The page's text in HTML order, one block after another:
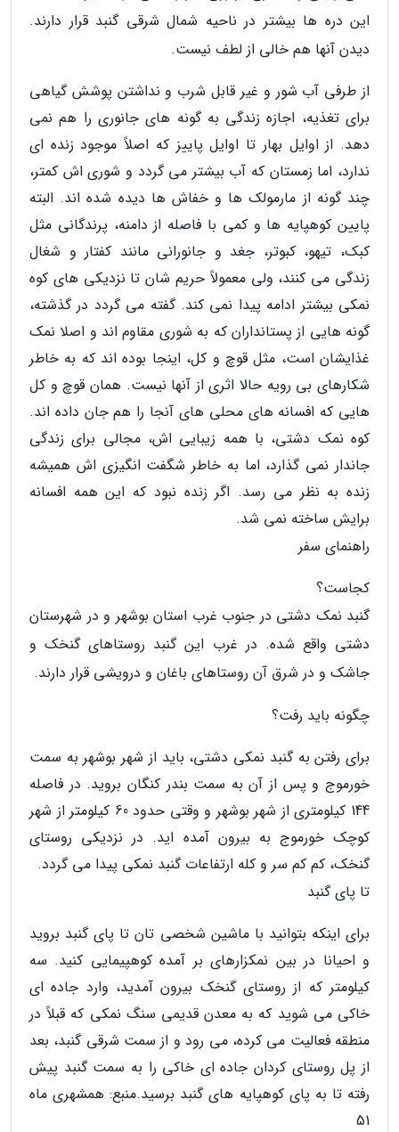
این دره ها بیشتر در ناحیه شمال شرقی گنبد قرار دارند.
دیدن آنها هم خالی از لطف نیست.
از طرفی آب شور و غیر قابل شرب و نداشتن پوشش گیاهی
برای تغذیه، اجازه زندگی به گونه های جانوری را هم نمی
دهد. از اوایل بهار تا اوایل پاییز که اصلاً موجود زنده ای
ندارد، اما زمستان که آب بیشتر می گردد و شوری اش کمتر،
چند گونه از مارمولک ها و خفاش ها دیده شده اند. البته
پایین کوهپایه ها و کمی با فاصله از دامنه، پرندگانی مثل
کبک، تیهو، کبوتر، جغد و جانورانی مانند کفتار و شغال
زندگی می کنند، ولی معمولاً حریم شان تا نزدیکی های کوه
نمکی بیشتر ادامه پیدا نمی کند. گفته می گردد در گذشته،
گونه هایی از پستانداران که به شوری مقاوم اند و اصلا نمک
غذایشان است، مثل قوچ و کل، اینجا بوده اند که به خاطر
شکارهای بی رویه حالا اثری از آنها نیست. همان قوچ و کل
هایی که افسانه های محلی های آنجا را هم جان داده اند.
کوه نمک دشتی، با همه زیبایی اش، مجالی برای زندگی
جاندار نمی گذارد، اما به خاطر شگفت انگیزی اش همیشه
زنده به نظر می رسد. اگر زنده نبود که این همه افسانه
برایش ساخته نمی شد.
راهنمای سفر
کجاست؟
گنبد نمک دشتی در جنوب غرب استان بوشهر و در شهرستان
دشتی واقع شده. در غرب این گنبد روستاهای گنخک و
جاشک و در شرق آن روستاهای باغان و درویشی قرار دارند.
چگونه باید رفت؟
برای رفتن به گنبد نمکی دشتی، باید از شهر بوشهر به سمت
خورموج و پس از آن به سمت بندر کنگان بروید. در فاصله
144 کیلومتری از شهر بوشهر و وقتی حدود 60 کیلومتر از شهر
کوچک خورموج به بیرون آمده اید. در نزدیکی روستای
گنخک، کم کم سر و کله ارتفاعات گنبد نمکی پیدا می گردد.
تا پای گنبد
برای اینکه بتوانید با ماشین شخصی تان تا پای گنبد بروید
و احیانا در بین نمکزارهای بر آمده کوهپیمایی کنید. سه
کیلومتر که از روستای گنخک بیرون آمدید، وارد جاده ای
خاکی می شوید که به معدن قدیمی سنگ نمکی که قبلاً در
منطقه فعالیت می کرده، می رود و از سمت شرقی گنبد، بعد
از پل روستای کردان جاده ای خاکی را به سمت گنبد پیش
رفته تا به پای کوهپایه های گنبد برسید.منبع: همشهری ماه
51